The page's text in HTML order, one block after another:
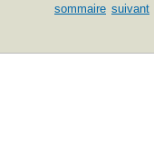
sommaire suivant